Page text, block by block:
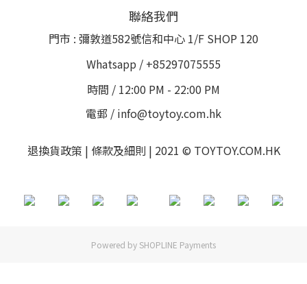
聯絡我們
門市 : 彌敦道582號信和中心 1/F SHOP 120
Whatsapp / +85297075555
時間 / 12:00 PM - 22:00 PM
電郵 / info@toytoy.com.hk
退換貨政策 | 條款及細則 | 2021 © TOYTOY.COM.HK
Powered by SHOPLINE Payments